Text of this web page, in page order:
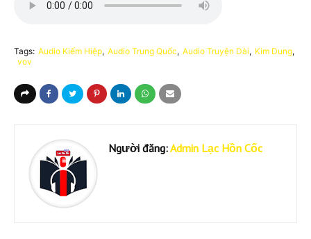
Tags: Audio Kiếm Hiệp Audio Trung Quốc Audio Truyện Dài
Kim Dung
vov
Người đăng:Admin Lạc Hồn Cốc